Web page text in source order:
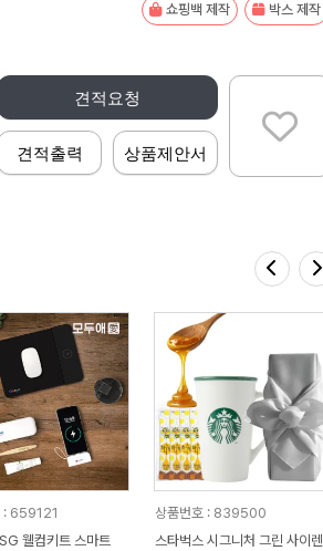
쇼핑백 제작 박스 제작
견적요청
견적출력 상품제안서
: 659121
웰컴키트 스마트
상품번호 : 839500
스타벅스 시그니처 그린 사이렌